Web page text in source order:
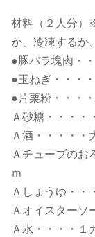
材料（２人分）
か、冷凍するか
●豚バラ塊肉・
●玉ねぎ・・・
●片栗粉・・・
Ａ砂糖・・・・
Ａ酒・・・・・
Ａチューブのお
ｍ
Ａしょうゆ・・
Ａオイスターソ
Ａ水・・・・１